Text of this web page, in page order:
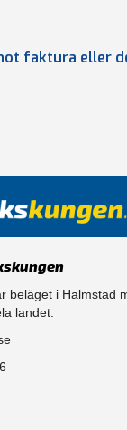
faktura eller
beläget i Halmstad
landet.